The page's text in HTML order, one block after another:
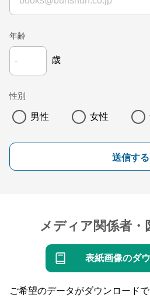
年齢
歳
性別
男性 女性
送信する
メディア関係者・
表紙画像のダ
ご希望のデータがダウンロード